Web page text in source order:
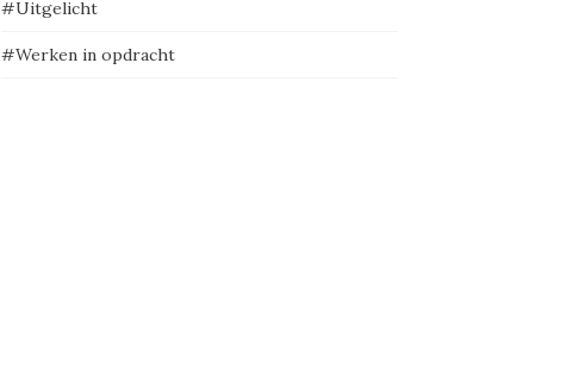
#Uitgelicht
#Werken in opdracht